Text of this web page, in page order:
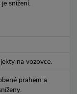
snížení.
na vozovce.
prahem a